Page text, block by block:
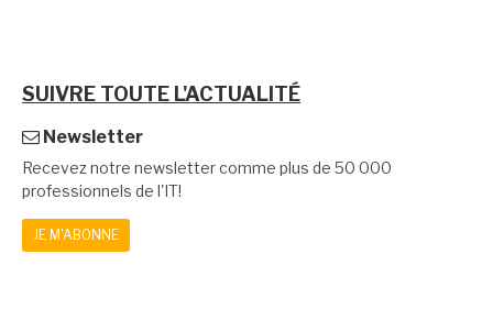
SUIVRE TOUTE L'ACTUALITÉ
Newsletter
Recevez notre newsletter comme plus de 50 000
professionnels de l'IT!
JE M'ABONNE